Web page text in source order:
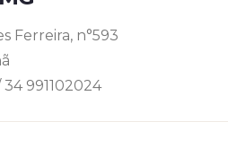
Ferreira, n°593
991102024